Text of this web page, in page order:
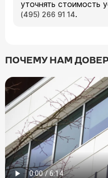
уточнять стоимость
(495) 266 91 14.
ПОЧЕМУ НАМ